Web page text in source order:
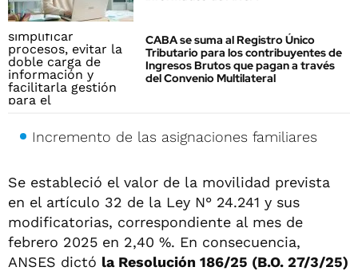
CABA se suma al Registro Único
Tributario para los contribuyentes de
Ingresos Brutos que pagan a través
del Convenio Multilateral
Incremento de las asignaciones familiares
Se estableció el valor de la movilidad prevista
en el artículo 32 de la Ley N° 24.241 y sus
modificatorias, correspondiente al mes de
febrero 2025 en 2,40 %. En consecuencia,
ANSES dictó la Resolución 186/25 (B.O. 27/3/25)